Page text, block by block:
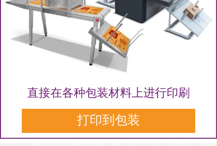
直接在各种包装材料上进行印刷
打印到包装